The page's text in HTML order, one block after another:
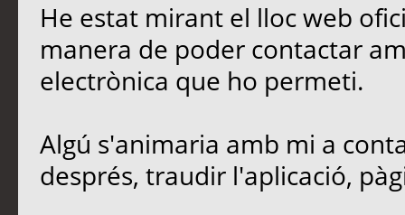
He estat mirant el lloc web
manera de poder contactar
electrònica que ho permeti.
Algú s'animaria amb mi a
després, traudir l'aplicació,